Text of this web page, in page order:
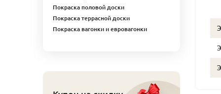
Покраска половой доски
Покраска террасной доски
Покраска вагонки и евровагонки